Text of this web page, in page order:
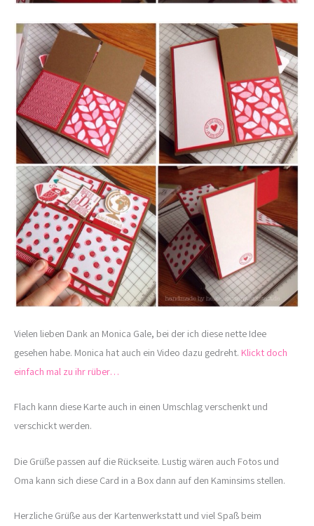
Vielen lieben Dank an Monica Gale, bei der ich diese nette Idee
gesehen habe. Monica hat auch ein Video dazu gedreht. Klickt doch
einfach mal zu ihr rüber…
Flach kann diese Karte auch in einen Umschlag verschenkt und
verschickt werden.
Die Grüße passen auf die Rückseite. Lustig wären auch Fotos und
Oma kann sich diese Card in a Box dann auf den Kaminsims stellen.
Herzliche Grüße aus der Kartenwerkstatt und viel Spaß beim